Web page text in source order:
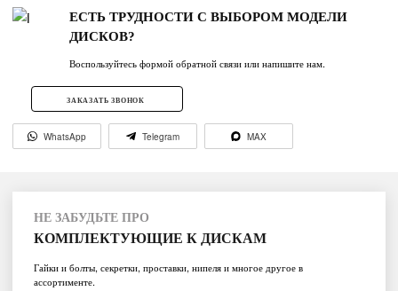
ЕСТЬ ТРУДНОСТИ С ВЫБОРОМ МОДЕЛИ
ДИСКОВ?
Воспользуйтесь формой обратной связи или напишите нам.
ЗАКАЗАТЬ ЗВОНОК
WhatsApp Telegram MAX
НЕ ЗАБУДЬТЕ ПРО
КОМПЛЕКТУЮЩИЕ К ДИСКАМ
Гайки и болты, секретки, проставки, нипеля и многое другое в
ассортименте.